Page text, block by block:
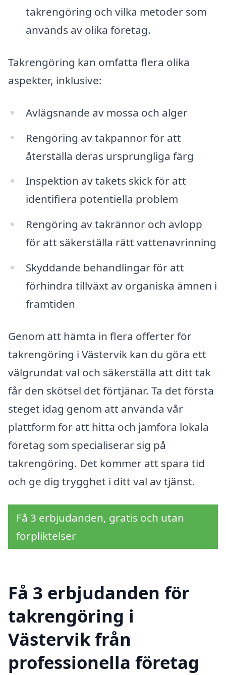
takrengöring och vilka metoder som
används av olika företag.
Takrengöring kan omfatta flera olika
aspekter, inklusive:
Avlägsnande av mossa och alger
Rengöring av takpannor för att
återställa deras ursprungliga färg
Inspektion av takets skick för att
identifiera potentiella problem
Rengöring av takrännor och avlopp
för att säkerställa rätt vattenavrinning
Skyddande behandlingar för att
förhindra tillväxt av organiska ämnen i
framtiden
Genom att hämta in flera offerter för
takrengöring i Västervik kan du göra ett
välgrundat val och säkerställa att ditt tak
får den skötsel det förtjänar. Ta det första
steget idag genom att använda vår
plattform för att hitta och jämföra lokala
företag som specialiserar sig på
takrengöring. Det kommer att spara tid
och ge dig trygghet i ditt val av tjänst.
Få 3 erbjudanden, gratis och utan
förpliktelser
Få 3 erbjudanden för
takrengöring i
Västervik från
professionella företag